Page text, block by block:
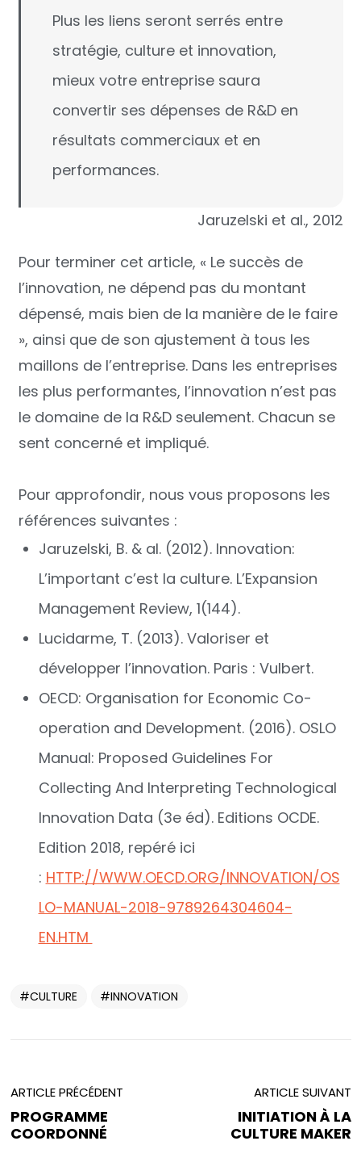
Plus les liens seront serrés entre
stratégie, culture et innovation,
mieux votre entreprise saura
convertir ses dépenses de R&D en
résultats commerciaux et en
performances.
Jaruzelski et al., 2012
Pour terminer cet article, « Le succès de
l’innovation, ne dépend pas du montant
dépensé, mais bien de la manière de le faire
», ainsi que de son ajustement à tous les
maillons de l’entreprise. Dans les entreprises
les plus performantes, l’innovation n’est pas
le domaine de la R&D seulement. Chacun se
sent concerné et impliqué.
Pour approfondir, nous vous proposons les
références suivantes :
Jaruzelski, B. & al. (2012). Innovation:
L’important c’est la culture. L’Expansion
Management Review, 1(144).
Lucidarme, T. (2013). Valoriser et
développer l’innovation. Paris : Vulbert.
OECD: Organisation for Economic Co-
operation and Development. (2016). OSLO
Manual: Proposed Guidelines For
Collecting And Interpreting Technological
Innovation Data (3e éd). Editions OCDE.
Edition 2018, repéré ici
: HTTP://WWW.OECD.ORG/INNOVATION/OS
LO-MANUAL-2018-9789264304604-
EN.HTM
CULTURE INNOVATION
ARTICLE PRÉCÉDENT
PROGRAMME
COORDONNÉ
ARTICLE SUIVANT
INITIATION À LA
CULTURE MAKER
UN PROJET
EN TÊTE ?